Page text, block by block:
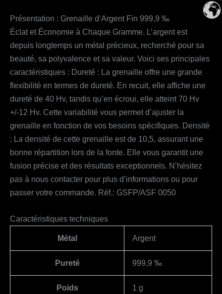
Présentation : Grenaille d’Argent Fin 999,9 ‰
Éclat et Économie à Chaque Gramme. L’argent est
depuis longtemps un métal précieux, recherché pour sa
beauté, sa polyvalence et sa valeur. Voici ses principales
caractéristiques : Dureté : La grenaille offre une grande
flexibilité en termes de dureté. En recuit, elle affiche une
dureté de 40 Hv, tandis qu’en écroui, elle atteint 70 Hv
+/-12 Hv. Cette variabilité vous permet d’ajuster la
grenaille en fonction de vos besoins spécifiques. Densité
: La densité de cette grenaille est de 10,5, assurant une
bonne répartition lors de la fonte. Elle vous garantit une
fusion précise et des résultats exceptionnels. N’hésitez
pas à nous contacter pour plus d’informations ou pour
passer votre commande. Réf.: GSFP/ASF 0050
Caractéristiques techniques
Métal Argent
Pureté 999,9 ‰
Poids 1 g